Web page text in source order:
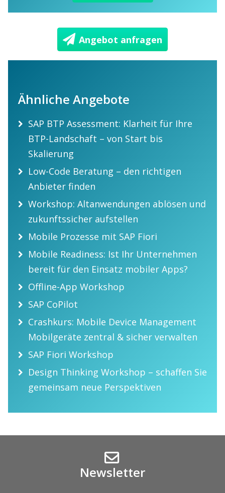
Angebot anfragen
Ähnliche Angebote
SAP BTP Assessment: Klarheit für Ihre
BTP-Landschaft – von Start bis
Skalierung
Low-Code Beratung – den richtigen
Anbieter finden
Workshop: Altanwendungen ablösen und
zukunftssicher aufstellen
Mobile Prozesse mit SAP Fiori
Mobile Readiness: Ist Ihr Unternehmen
bereit für den Einsatz mobiler Apps?
Offline-App Workshop
SAP CoPilot
Crashkurs: Mobile Device Management
Mobilgeräte zentral & sicher verwalten
SAP Fiori Workshop
Design Thinking Workshop – schaffen Sie
gemeinsam neue Perspektiven
Newsletter